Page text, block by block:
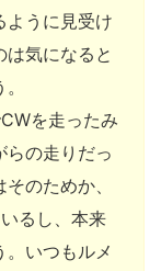
ように見受け
気になると
を走ったみ
らの走りだっ
のためか、
るし、本来
いつもルメ